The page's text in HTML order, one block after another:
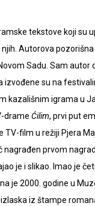
tekstove koji su
Autorova
Sadu. Sam
izvođene su na
kazališnim igrama u
drame Ćilim, prvi put
TV-film u režiji Pjera
prvom
je i slikao. Imao je
je 2000. godine u
iz štampe